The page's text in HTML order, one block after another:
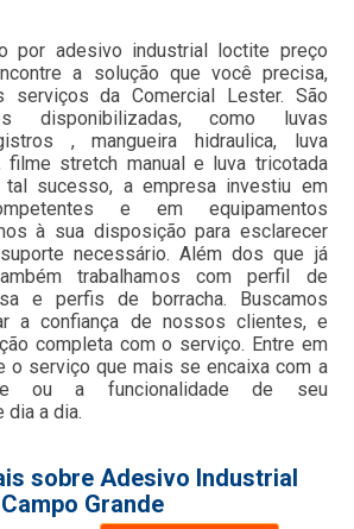
por adesivo industrial loctite preço
a solução que você precisa,
serviços da Comercial Lester. São
disponibilizadas, como luvas
, mangueira hidraulica, luva
filme stretch manual e luva tricotada
tal sucesso, a empresa investiu em
e em equipamentos
à sua disposição para esclarecer
necessário. Além dos que já
trabalhamos com perfil de
e perfis de borracha. Buscamos
a confiança de nossos clientes, e
completa com o serviço. Entre em
o serviço que mais se encaixa com a
ou a funcionalidade de seu
dia a dia.
sobre Adesivo Industrial
Grande